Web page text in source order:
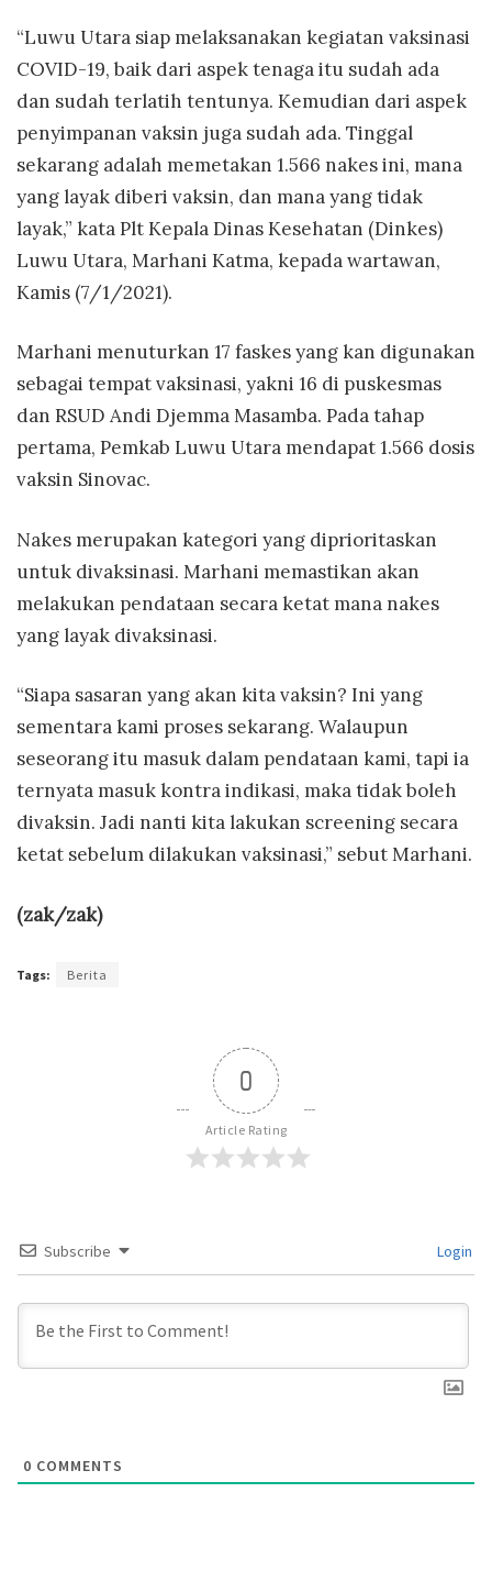
“Luwu Utara siap melaksanakan kegiatan vaksinasi
COVID-19, baik dari aspek tenaga itu sudah ada
dan sudah terlatih tentunya. Kemudian dari aspek
penyimpanan vaksin juga sudah ada. Tinggal
sekarang adalah memetakan 1.566 nakes ini, mana
yang layak diberi vaksin, dan mana yang tidak
layak,” kata Plt Kepala Dinas Kesehatan (Dinkes)
Luwu Utara, Marhani Katma, kepada wartawan,
Kamis (7/1/2021).
Marhani menuturkan 17 faskes yang kan digunakan
sebagai tempat vaksinasi, yakni 16 di puskesmas
dan RSUD Andi Djemma Masamba. Pada tahap
pertama, Pemkab Luwu Utara mendapat 1.566 dosis
vaksin Sinovac.
Nakes merupakan kategori yang diprioritaskan
untuk divaksinasi. Marhani memastikan akan
melakukan pendataan secara ketat mana nakes
yang layak divaksinasi.
“Siapa sasaran yang akan kita vaksin? Ini yang
sementara kami proses sekarang. Walaupun
seseorang itu masuk dalam pendataan kami, tapi ia
ternyata masuk kontra indikasi, maka tidak boleh
divaksin. Jadi nanti kita lakukan screening secara
ketat sebelum dilakukan vaksinasi,” sebut Marhani.
(zak/zak)
Tags: Berita
0
Article Rating
Subscribe Login
0 COMMENTS